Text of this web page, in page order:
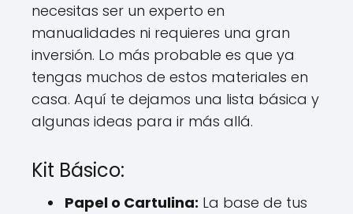
necesitas ser un experto en
manualidades ni requieres una gran
inversión. Lo más probable es que ya
tengas muchos de estos materiales en
casa. Aquí te dejamos una lista básica y
algunas ideas para ir más allá.
Kit Básico:
Papel o Cartulina: La base de tus